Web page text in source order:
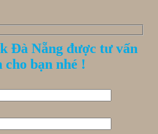
Đà Nẵng được tư vấn
cho bạn nhé !